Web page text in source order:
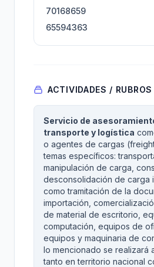
70168659
65594363
ACTIVIDADES / RUBROS
Servicio de
transporte y logística
o agentes de cargas
temas específicos:
manipulación de carga,
desconsolidación de carga
como tramitación de la
importación,
de material de escritorio,
computación, equipos de
equipos y maquinaria de
lo mencionado se realizará
tanto en territorio nacional